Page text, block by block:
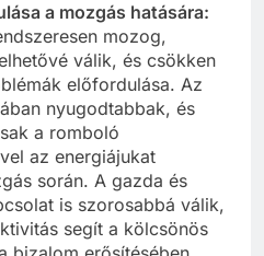
a mozgás hatására:
mozog,
válik, és csökken
előfordulása. Az
nyugodtabbak, és
a romboló
az energiájukat
során. A gazda és
is szorosabbá válik,
segít a kölcsönös